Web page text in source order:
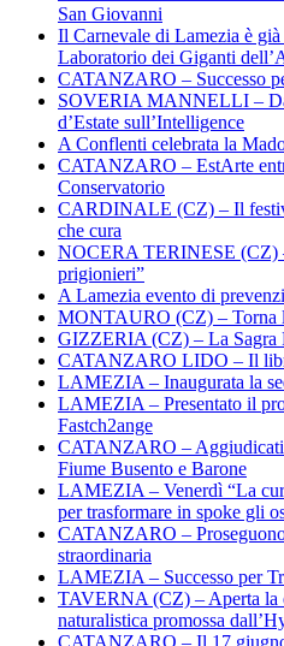
San Giovanni
Il Carnevale di Lamezia è
Laboratorio dei Giganti
CATANZARO – Successo
SOVERIA MANNELLI –
d’Estate sull’Intelligence
A Conflenti celebrata la
CATANZARO – EstArte
Conservatorio
CARDINALE (CZ) – Il
che cura
NOCERA TERINESE (CZ)
prigionieri”
A Lamezia evento di
MONTAURO (CZ) – Torna
GIZZERIA (CZ) – La Sagra
CATANZARO LIDO – Il
LAMEZIA – Inaugurata la
LAMEZIA – Presentato il
Fastch2ange
CATANZARO – Aggiudicati
Fiume Busento e Barone
LAMEZIA – Venerdì “La
per trasformare in spoke gli
CATANZARO –
straordinaria
LAMEZIA – Successo per
TAVERNA (CZ) – Aperta la
naturalistica promossa
CATANZARO – Il 17